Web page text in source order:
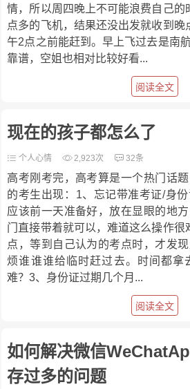
情，所以周四晚上不可能浪费自己的
点多的飞机，结果还没出发就收到
午2点之前能赶到。早上飞过去是南
靠谱，空姐也相对比较好看...
阅读全文
现在的孩子都怎么了
个人心情 2,923次 32条
高考刚考完，高考算是一个热门话
的考生出现：1、忘记带准考证/身
应该前一天准备好，放在显眼的地
门直接带着就可以，难道这么操作很
点，等到自己认为的考点时，才发
烦谁谁谁给临时赶过去。时间都拿
难？3、身份证过期几个月...
阅读全文
如何解决微信
存过多的问题